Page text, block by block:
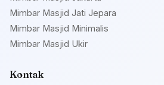
Mimbar Masjid Jati Jepara
Mimbar Masjid Minimalis
Mimbar Masjid Ukir
Kontak